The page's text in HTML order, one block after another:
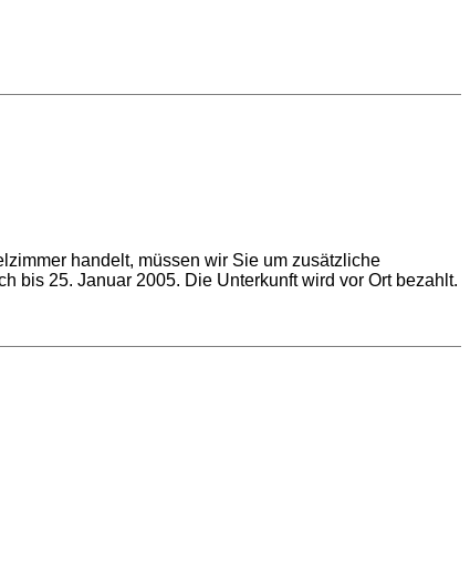
handelt, müssen wir Sie um zusätzliche
bis 25. Januar 2005. Die Unterkunft wird vor Ort bezahlt.